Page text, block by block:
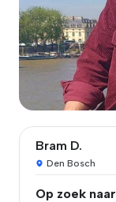
Bram D.
Den Bosch
Op zoek naar